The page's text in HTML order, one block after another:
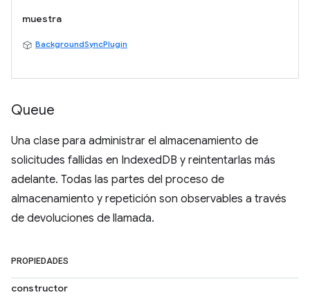
muestra
BackgroundSyncPlugin
Queue
Una clase para administrar el almacenamiento de
solicitudes fallidas en IndexedDB y reintentarlas más
adelante. Todas las partes del proceso de
almacenamiento y repetición son observables a través
de devoluciones de llamada.
PROPIEDADES
constructor